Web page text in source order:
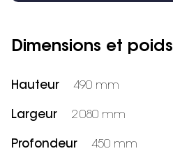
Dimensions et poids
Hauteur 490 mm
Largeur 2 080 mm
Profondeur 450 mm